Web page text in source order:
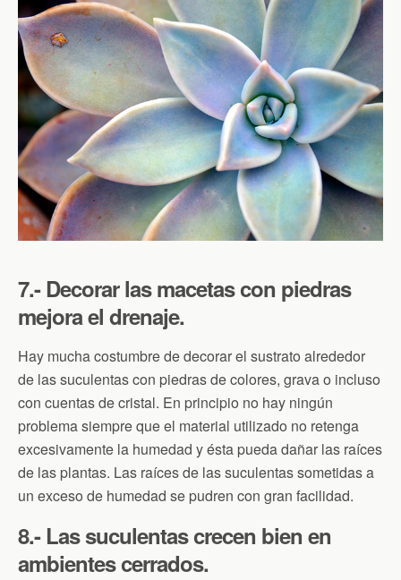
7.- Decorar las macetas con piedras
mejora el drenaje.
Hay mucha costumbre de decorar el sustrato alrededor
de las suculentas con piedras de colores, grava o incluso
con cuentas de cristal. En principio no hay ningún
problema siempre que el material utilizado no retenga
excesivamente la humedad y ésta pueda dañar las raíces
de las plantas. Las raíces de las suculentas sometidas a
un exceso de humedad se pudren con gran facilidad.
8.- Las suculentas crecen bien en
ambientes cerrados.